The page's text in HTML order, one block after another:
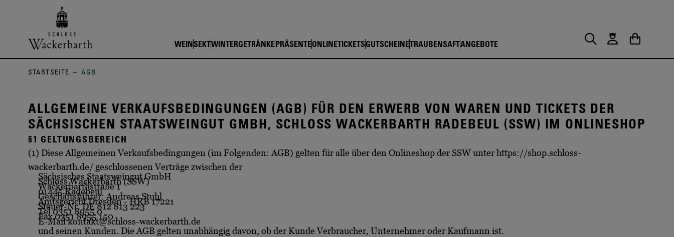
Zurück zur Startseite vom Onlineshop Schloss Wackerbarth
WEINSEKTWINTERGETRÄNKEPRÄSENTEONLINETICKETSGUTSCHEINETRAUBENSAFTANGEBOTE Suche Warenkorb
STARTSEITE AGB
ALLGEMEINE VERKAUFSBEDINGUNGEN (AGB) FÜR DEN ERWERB VON WAREN UND TICKETS DER
SÄCHSISCHEN STAATSWEINGUT GMBH, SCHLOSS WACKERBARTH RADEBEUL (SSW) IM ONLINESHOP
§1 GELTUNGSBEREICH
(1) Diese Allgemeinen Verkaufsbedingungen (im Folgenden: AGB) gelten für alle über den Onlineshop der SSW unter https://shop.schloss-
wackerbarth.de/ geschlossenen Verträge zwischen der
Sächsisches Staatsweingut GmbH
Schloss Wackerbarth (SSW)
Wackerbarthstraße 1
01445 Radebeul
Geschäftsführer: Andreas Stuhl
Amtsgericht Dresden - HRB 17221
Steuer-Nr. DE 812 813 223
Tel 0351 8955 0
Fax 0351 8955 150
E-Mail kontakt@schloss-wackerbarth.de
und seinen Kunden. Die AGB gelten unabhängig davon, ob der Kunde Verbraucher, Unternehmer oder Kaufmann ist.